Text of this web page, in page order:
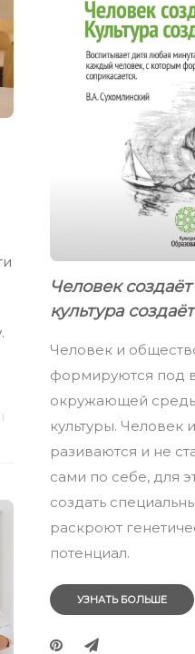
Человек создаёт
культура
Человек и
формируются под
окружающей
культуры. Человек
разиваются и не
сами по себе, для
создать
раскроют
потенциал.
УЗНАТЬ БОЛЬШЕ